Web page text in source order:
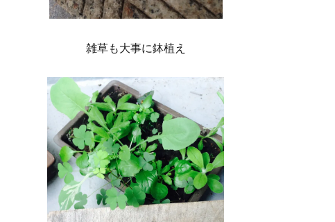
雑草も大事に鉢植え